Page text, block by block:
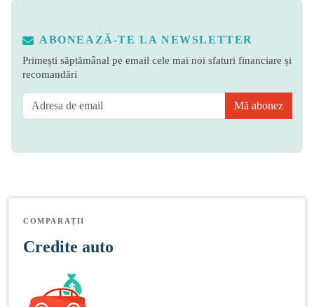
ABONEAZĂ-TE LA NEWSLETTER
Primești săptămânal pe email cele mai noi sfaturi financiare și
recomandări
Mă abonez
COMPARAȚII
Credite auto